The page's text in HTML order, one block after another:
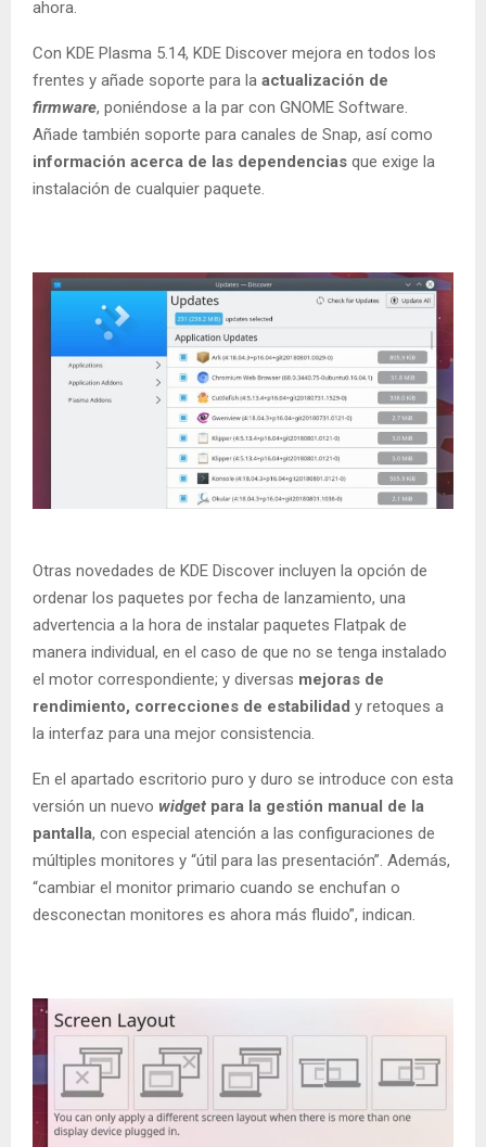
ahora.
Con KDE Plasma 5.14, KDE Discover mejora en todos los
frentes y añade soporte para la actualización de
firmware, poniéndose a la par con GNOME Software.
Añade también soporte para canales de Snap, así como
información acerca de las dependencias que exige la
instalación de cualquier paquete.
Otras novedades de KDE Discover incluyen la opción de
ordenar los paquetes por fecha de lanzamiento, una
advertencia a la hora de instalar paquetes Flatpak de
manera individual, en el caso de que no se tenga instalado
el motor correspondiente; y diversas mejoras de
rendimiento, correcciones de estabilidad y retoques a
la interfaz para una mejor consistencia.
En el apartado escritorio puro y duro se introduce con esta
versión un nuevo widget para la gestión manual de la
pantalla, con especial atención a las configuraciones de
múltiples monitores y “útil para las presentación”. Además,
“cambiar el monitor primario cuando se enchufan o
desconectan monitores es ahora más fluido”, indican.